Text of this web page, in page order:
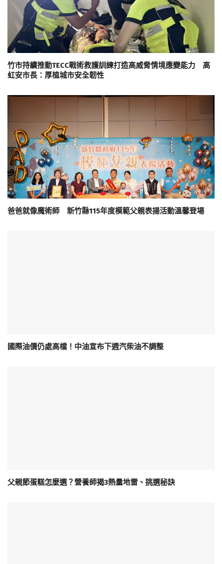
竹市持續推動TECC戰術救護訓練打造高威脅情境應變能力 高
虹安市長：厚植城市安全韌性
爸爸就像魔術師 新竹縣115年度模範父親表揚活動溫馨登場
國際油價仍處高檔！中油宣布下週汽柴油不調整
父親節蛋糕怎麼選？營養師揭3熱量地雷、挑選秘訣